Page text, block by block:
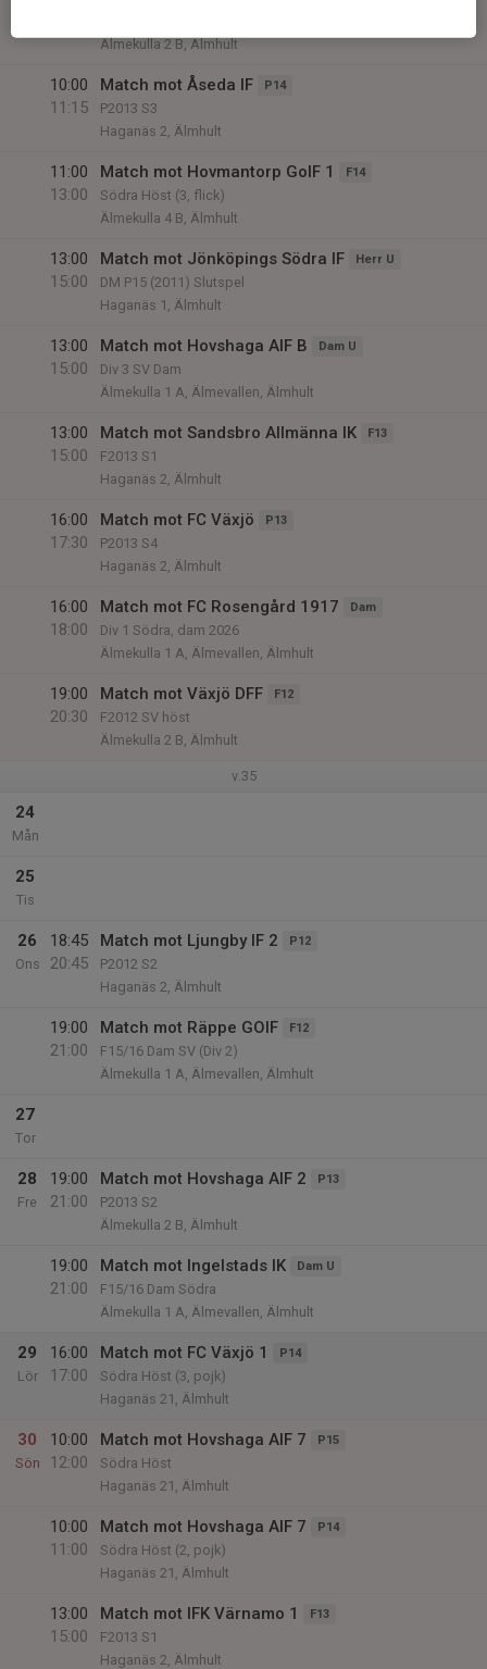
Älmekulla 2 B, Älmhult
10:00
11:15
Match mot Åseda IF P14
P2013 S3
Haganäs 2, Älmhult
11:00
13:00
Match mot Hovmantorp GoIF 1 F14
Södra Höst (3, flick)
Älmekulla 4 B, Älmhult
13:00
15:00
Match mot Jönköpings Södra IF Herr U
DM P15 (2011) Slutspel
Haganäs 1, Älmhult
13:00
15:00
Match mot Hovshaga AIF B Dam U
Div 3 SV Dam
Älmekulla 1 A, Älmevallen, Älmhult
13:00
15:00
Match mot Sandsbro Allmänna IK F13
F2013 S1
Haganäs 2, Älmhult
16:00
17:30
Match mot FC Växjö P13
P2013 S4
Haganäs 2, Älmhult
16:00
18:00
Match mot FC Rosengård 1917 Dam
Div 1 Södra, dam 2026
Älmekulla 1 A, Älmevallen, Älmhult
19:00
20:30
Match mot Växjö DFF F12
F2012 SV höst
Älmekulla 2 B, Älmhult
v.35
24
Mån
25
Tis
26
Ons
18:45
20:45
Match mot Ljungby IF 2 P12
P2012 S2
Haganäs 2, Älmhult
19:00
21:00
Match mot Räppe GOIF F12
F15/16 Dam SV (Div 2)
Älmekulla 1 A, Älmevallen, Älmhult
27
Tor
28
Fre
19:00
21:00
Match mot Hovshaga AIF 2 P13
P2013 S2
Älmekulla 2 B, Älmhult
19:00
21:00
Match mot Ingelstads IK Dam U
F15/16 Dam Södra
Älmekulla 1 A, Älmevallen, Älmhult
29
Lör
16:00
17:00
Match mot FC Växjö 1 P14
Södra Höst (3, pojk)
Haganäs 21, Älmhult
30
Sön
10:00
12:00
Match mot Hovshaga AIF 7 P15
Södra Höst
Haganäs 21, Älmhult
10:00
11:00
Match mot Hovshaga AIF 7 P14
Södra Höst (2, pojk)
Haganäs 21, Älmhult
13:00
15:00
Match mot IFK Värnamo 1 F13
F2013 S1
Haganäs 2, Älmhult